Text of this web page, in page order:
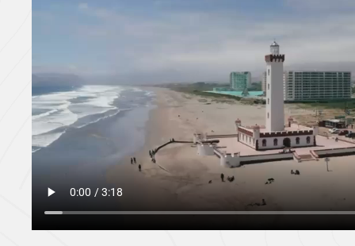
través de un Fondo Nacional de Desarrollo Regional
fortalecer la competitividad del destino y proyectarlo
sostenible y competitiva en los mercados nacionales
mensaje “ Región de Coquimbo, todo lo que amas,
expresión que sintetiza la diversidad de experiencias
Región de Coquimbo: sol y playa, naturaleza,
patrimonio, bienestar, aventura y astroturismo, entre
Angélica Funes Tapia
Directora regional de Sernatur Región deCoquimbo